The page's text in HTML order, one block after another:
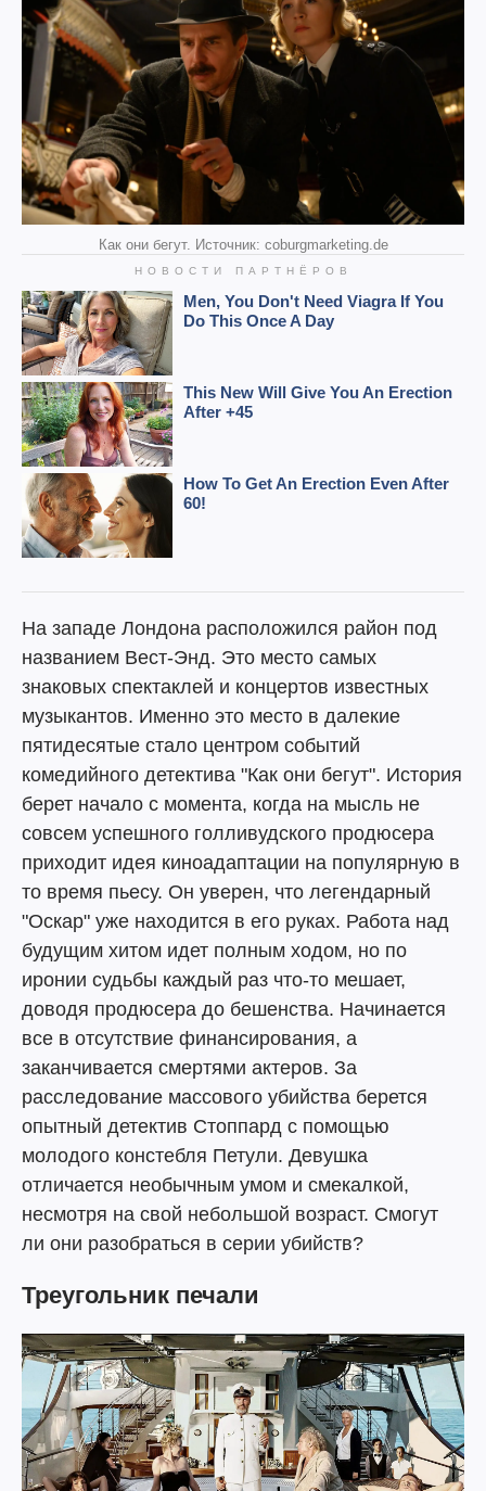
Как они бегут. Источник: coburgmarketing.de
На западе Лондона расположился район под
названием Вест-Энд. Это место самых
знаковых спектаклей и концертов известных
музыкантов. Именно это место в далекие
пятидесятые стало центром событий
комедийного детектива "Как они бегут". История
берет начало с момента, когда на мысль не
совсем успешного голливудского продюсера
приходит идея киноадаптации на популярную в
то время пьесу. Он уверен, что легендарный
"Оскар" уже находится в его руках. Работа над
будущим хитом идет полным ходом, но по
иронии судьбы каждый раз что-то мешает,
доводя продюсера до бешенства. Начинается
все в отсутствие финансирования, а
заканчивается смертями актеров. За
расследование массового убийства берется
опытный детектив Стоппард с помощью
молодого констебля Петули. Девушка
отличается необычным умом и смекалкой,
несмотря на свой небольшой возраст. Смогут
ли они разобраться в серии убийств?
Треугольник печали